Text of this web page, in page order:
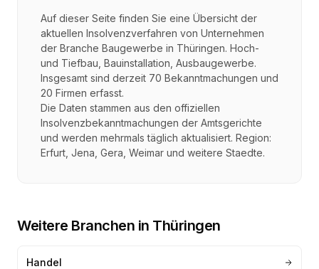
Auf dieser Seite finden Sie eine Übersicht der
aktuellen Insolvenzverfahren von Unternehmen
der Branche Baugewerbe in Thüringen. Hoch-
und Tiefbau, Bauinstallation, Ausbaugewerbe.
Insgesamt sind derzeit 70 Bekanntmachungen und
20 Firmen erfasst.
Die Daten stammen aus den offiziellen
Insolvenzbekanntmachungen der Amtsgerichte
und werden mehrmals täglich aktualisiert. Region:
Erfurt, Jena, Gera, Weimar und weitere Staedte.
Weitere Branchen in Thüringen
Handel